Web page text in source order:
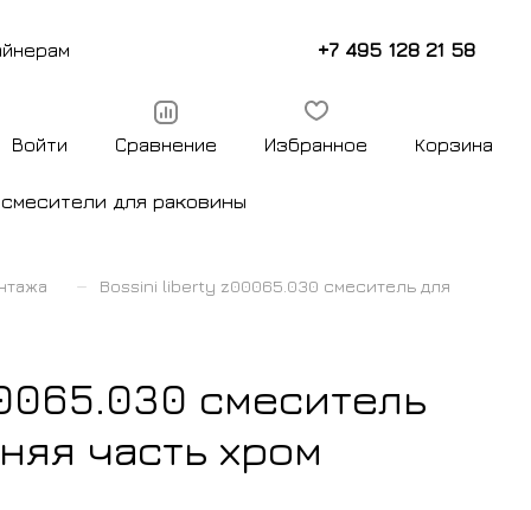
+7 495 128 21 58
Войти Сравнение Избранное Корзина
смесители для раковины
– Bossini liberty z00065.030 смеситель для
смеситель
часть хром